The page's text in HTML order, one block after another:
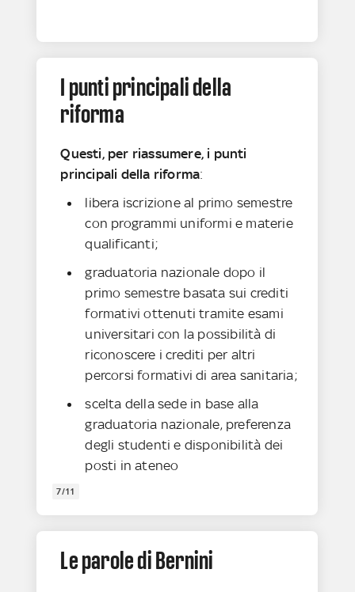
I punti principali della
riforma
Questi, per riassumere, i punti
principali della riforma:
libera iscrizione al primo semestre
con programmi uniformi e materie
qualificanti;
graduatoria nazionale dopo il
primo semestre basata sui crediti
formativi ottenuti tramite esami
universitari con la possibilità di
riconoscere i crediti per altri
percorsi formativi di area sanitaria;
scelta della sede in base alla
graduatoria nazionale, preferenza
degli studenti e disponibilità dei
posti in ateneo
7/11
Le parole di Bernini